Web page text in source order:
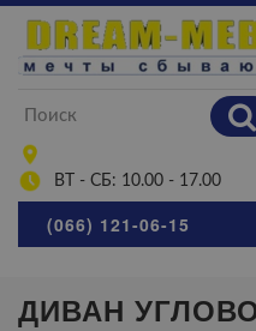
ВТ - СБ: 10.00 - 17.00
(066) 121-06-15
ДИВАН